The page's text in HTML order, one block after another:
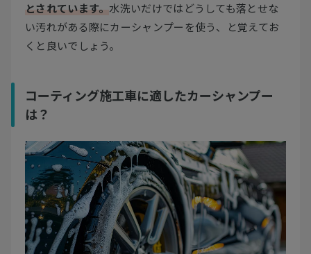
とされています。 水洗いだけではどうしても落とせな
い汚れがある際にカーシャンプーを使う、と覚えてお
くと良いでしょう。
コーティング施工車に適したカーシャンプー
は？